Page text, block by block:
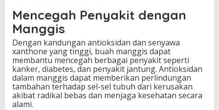
Mencegah Penyakit dengan
Manggis
Dengan kandungan antioksidan dan senyawa
xanthone yang tinggi, buah manggis dapat
membantu mencegah berbagai penyakit seperti
kanker, diabetes, dan penyakit jantung. Antioksidan
dalam manggis dapat memberikan perlindungan
tambahan terhadap sel-sel tubuh dari kerusakan
akibat radikal bebas dan menjaga kesehatan secara
alami.